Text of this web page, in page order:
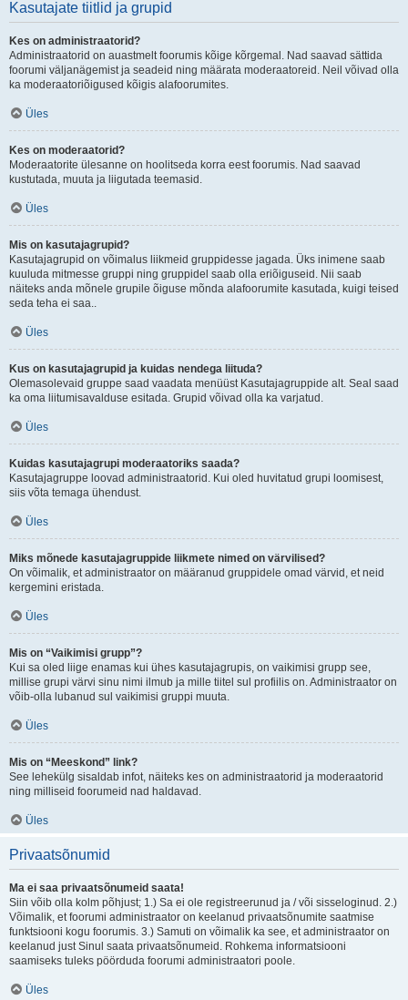
Kasutajate tiitlid ja grupid
Kes on administraatorid?
Administraatorid on auastmelt foorumis kõige kõrgemal. Nad saavad sättida
foorumi väljanägemist ja seadeid ning määrata moderaatoreid. Neil võivad olla
ka moderaatoriõigused kõigis alafoorumites.
Üles
Kes on moderaatorid?
Moderaatorite ülesanne on hoolitseda korra eest foorumis. Nad saavad
kustutada, muuta ja liigutada teemasid.
Üles
Mis on kasutajagrupid?
Kasutajagrupid on võimalus liikmeid gruppidesse jagada. Üks inimene saab
kuuluda mitmesse gruppi ning gruppidel saab olla eriõiguseid. Nii saab
näiteks anda mõnele grupile õiguse mõnda alafoorumite kasutada, kuigi teised
seda teha ei saa..
Üles
Kus on kasutajagrupid ja kuidas nendega liituda?
Olemasolevaid gruppe saad vaadata menüüst Kasutajagruppide alt. Seal saad
ka oma liitumisavalduse esitada. Grupid võivad olla ka varjatud.
Üles
Kuidas kasutajagrupi moderaatoriks saada?
Kasutajagruppe loovad administraatorid. Kui oled huvitatud grupi loomisest,
siis võta temaga ühendust.
Üles
Miks mõnede kasutajagruppide liikmete nimed on värvilised?
On võimalik, et administraator on määranud gruppidele omad värvid, et neid
kergemini eristada.
Üles
Mis on “Vaikimisi grupp”?
Kui sa oled liige enamas kui ühes kasutajagrupis, on vaikimisi grupp see,
millise grupi värvi sinu nimi ilmub ja mille tiitel sul profiilis on. Administraator on
võib-olla lubanud sul vaikimisi gruppi muuta.
Üles
Mis on “Meeskond” link?
See lehekülg sisaldab infot, näiteks kes on administraatorid ja moderaatorid
ning milliseid foorumeid nad haldavad.
Üles
Privaatsõnumid
Ma ei saa privaatsõnumeid saata!
Siin võib olla kolm põhjust; 1.) Sa ei ole registreerunud ja / või sisseloginud. 2.)
Võimalik, et foorumi administraator on keelanud privaatsõnumite saatmise
funktsiooni kogu foorumis. 3.) Samuti on võimalik ka see, et administraator on
keelanud just Sinul saata privaatsõnumeid. Rohkema informatsiooni
saamiseks tuleks pöörduda foorumi administraatori poole.
Üles